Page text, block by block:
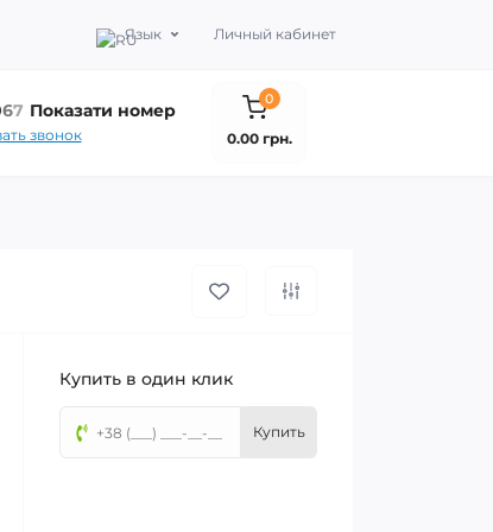
Язык Личный кабинет
67 Показати номер
звонок
0
0.00 грн.
Купить в один клик
Купить